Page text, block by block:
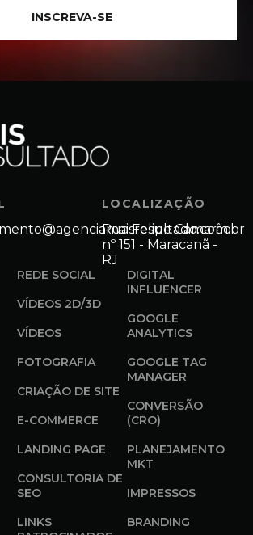
INSCREVA-SE
LOCALIZAÇÃO
Rua Felipe Camarão
nº 151 - Maracanã -
RJ
REDE SOCIAL
VÍDEOS 2D/3D
VÍDEOS
FOTOGRAFIA
CRIAÇÃO DE SITE
E-COMMERCE
LANDING PAGE
CONSULTORIA DE
SEO
LINKS
DIGITAL
INFLUENCER
GOOGLE
ANALYTICS
GOOGLE TAG
MANAGER
CONVERSÃO
(CRO)
PLANEJAMENTO
MKT
IMPRESSOS
BRANDING